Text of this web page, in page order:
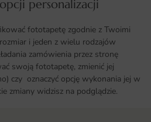
personalizacji
fototapetę zgodnie z Twoimi
i jeden z wielu rodzajów
zamówienia przez stronę
swoją fototapetę, zmienić jej
czy oznaczyć opcję wykonania jej w
zmiany widzisz na podglądzie.